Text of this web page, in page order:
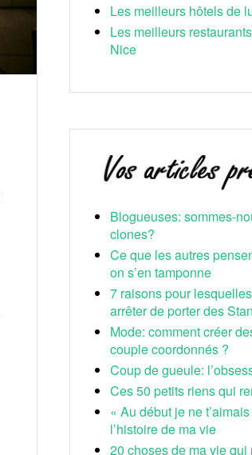
Les meilleurs hôtels de
Les meilleurs
Nice
Blogueuses: sommes-
clones?
Ce que les autres
on s’en tamponne
7 raisons pour
arrêter de porter des
Mode: comment créer
couple coordonnés ?
Coup de gueule:
Ces 50 petits riens qui
« Au début je ne
l’histoire de ma vie
20 choses de ma vie qui